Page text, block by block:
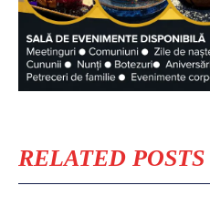
RELATED POSTS